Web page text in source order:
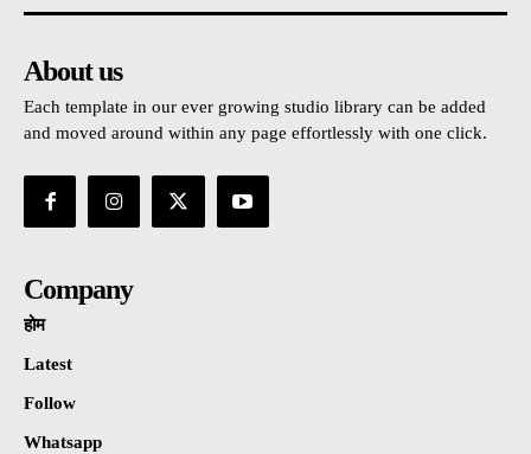
About us
Each template in our ever growing studio library can be added
and moved around within any page effortlessly with one click.
Company
होम
Latest
Follow
Whatsapp